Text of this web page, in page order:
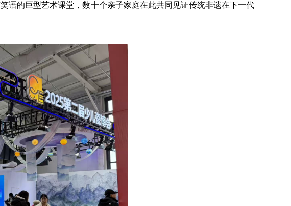
语的巨型艺术课堂，数十个亲子家庭在此共同见证传统非遗在下一代